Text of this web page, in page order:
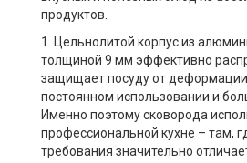
продуктов.
1. Цельнолитой корпус из
толщиной 9 мм эффективно
защищает посуду от
постоянном использовании и
Именно поэтому сковорода
профессиональной кухне – там,
требования значительно